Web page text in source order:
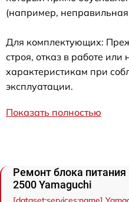
(например, неправильная
Для комплектующих:
строя, отказ в работе или
характеристикам при
эксплуатации.
Показать полностью
Ремонт блока
2500 Yamaguchi